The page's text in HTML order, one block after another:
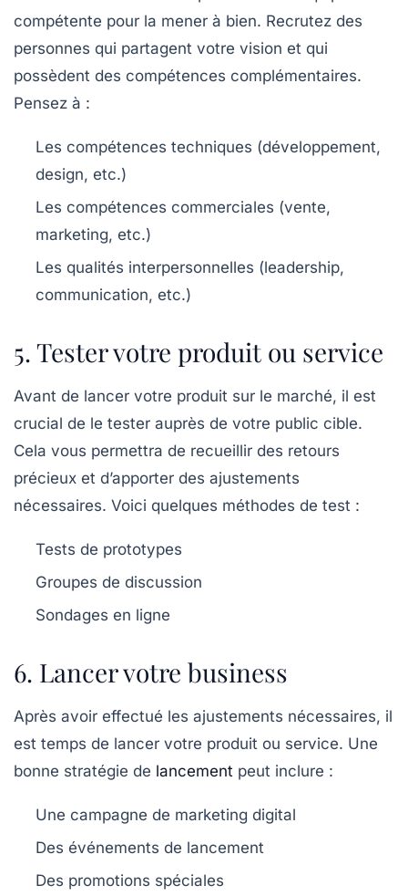
compétente pour la mener à bien. Recrutez des
personnes qui partagent votre vision et qui
possèdent des compétences complémentaires.
Pensez à :
Les compétences techniques (développement,
design, etc.)
Les compétences commerciales (vente,
marketing, etc.)
Les qualités interpersonnelles (leadership,
communication, etc.)
5. Tester votre produit ou service
Avant de lancer votre produit sur le marché, il est
crucial de le tester auprès de votre public cible.
Cela vous permettra de recueillir des retours
précieux et d’apporter des ajustements
nécessaires. Voici quelques méthodes de test :
Tests de prototypes
Groupes de discussion
Sondages en ligne
6. Lancer votre business
Après avoir effectué les ajustements nécessaires, il
est temps de lancer votre produit ou service. Une
bonne stratégie de lancement peut inclure :
Une campagne de marketing digital
Des événements de lancement
Des promotions spéciales